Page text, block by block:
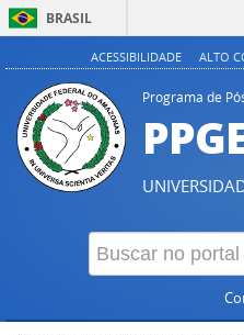
BRASIL
ACESSIBILIDADE ALTO
Programa de